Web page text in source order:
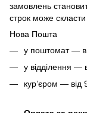
замовлень
строк може
Нова Пошта
у поштомат —
у відділення —
курʼєром — від